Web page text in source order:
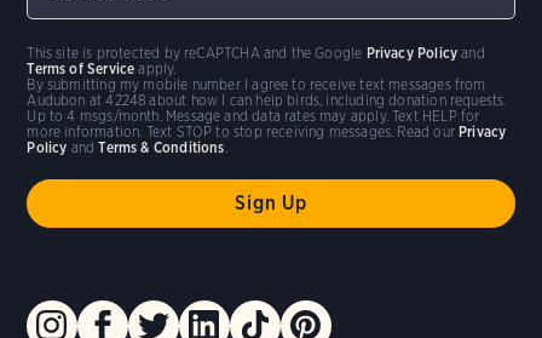
By submitting my mobile number I agree to receive text messages from
Audubon at 42248 about how I can help birds, including donation requests.
Up to 4 msgs/month. Message and data rates may apply. Text HELP for
more information. Text STOP to stop receiving messages. Read our Privacy
Policy andTerms & Conditions
This site is protected by reCAPTCHA and the Google Privacy Policy and
Terms of Service apply.